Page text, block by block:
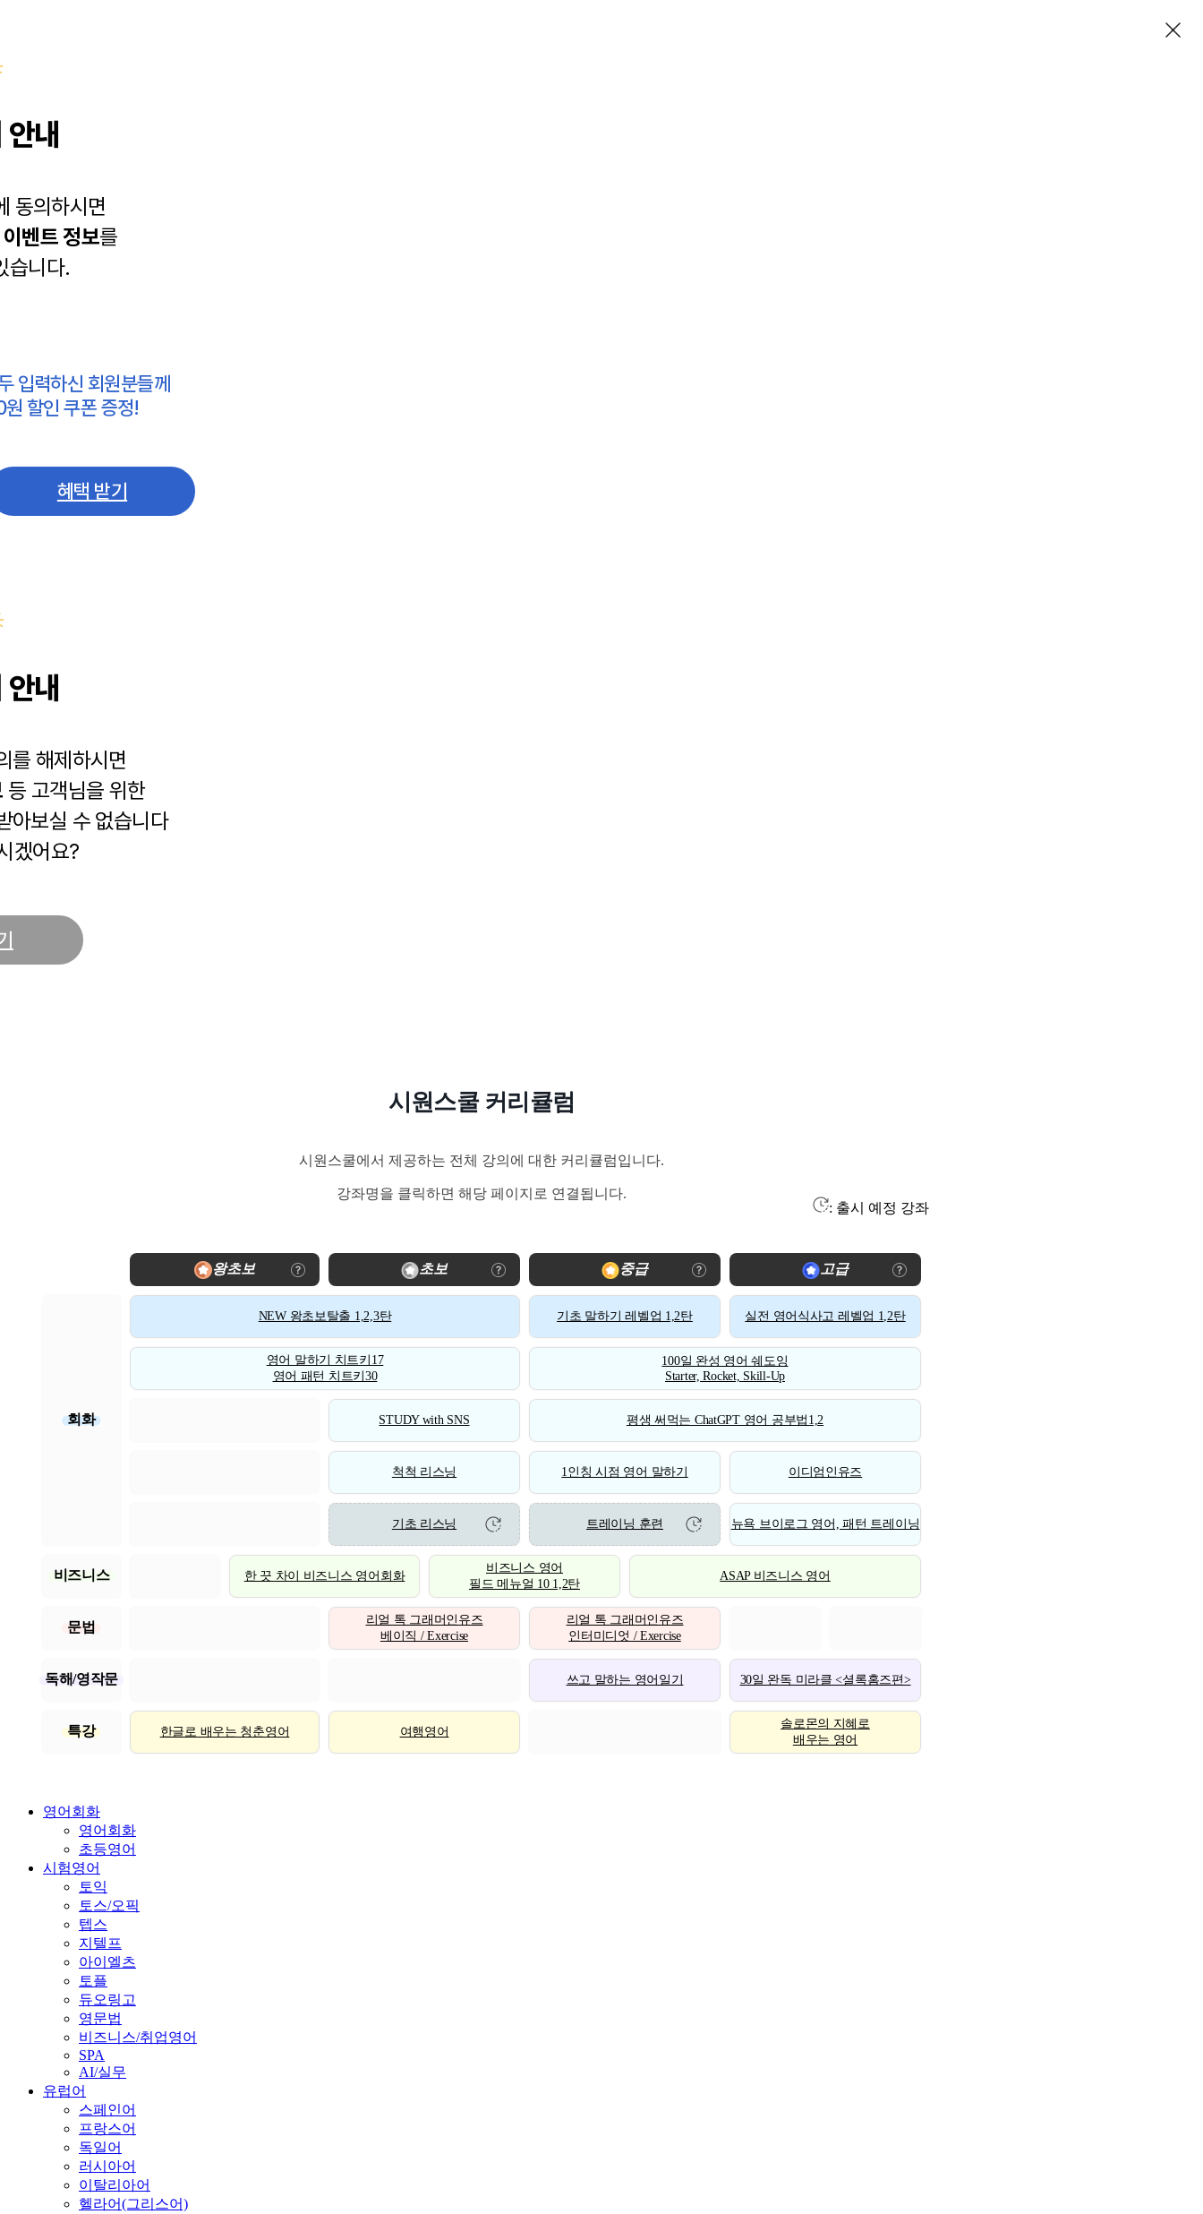
내
동의하시면
이벤트 정보를
습니다.
입력하신 회원분들께
할인 쿠폰 증정!
혜택 받기
내
를 해제하시면
등 고객님을 위한
아보실 수 없습니다
겠어요?
시원스쿨 커리큘럼
시원스쿨에서 제공하는 전체 강의에 대한 커리큘럼입니다.
강좌명을 클릭하면 해당 페이지로 연결됩니다.
: 출시 예정 강좌
왕초보 초보 중급 고급
회화
NEW 왕초보탈출 1,2,3탄 기초 말하기 레벨업 1,2탄 실전 영어식사고 레벨업 1,2탄
영어 말하기 치트키17
영어 패턴 치트키30
100일 완성 영어 쉐도잉
Starter, Rocket, Skill-Up
STUDY with SNS 평생 써먹는 ChatGPT 영어 공부법1,2
척척 리스닝 1인칭 시점 영어 말하기 이디엄인유즈
기초 리스닝 트레이닝 훈련 뉴욕 브이로그 영어, 패턴 트레이닝
비즈니스 한 끗 차이 비즈니스 영어회화
비즈니스 영어
필드 메뉴얼 10 1,2탄
ASAP 비즈니스 영어
문법
리얼 톡 그래머인유즈
베이직 / Exercise
리얼 톡 그래머인유즈
인터미디엇 / Exercise
독해/영작문 쓰고 말하는 영어일기 30일 완독 미라클 <셜록홈즈편>
특강 한글로 배우는 청춘영어 여행영어
솔로몬의 지혜로
배우는 영어
영어회화
영어회화
초등영어
시험영어
토익
토스/오픽
텝스
지텔프
아이엘츠
토플
듀오링고
영문법
비즈니스/취업영어
SPA
AI/실무
유럽어
스페인어
프랑스어
독일어
러시아어
이탈리아어
헬라어(그리스어)